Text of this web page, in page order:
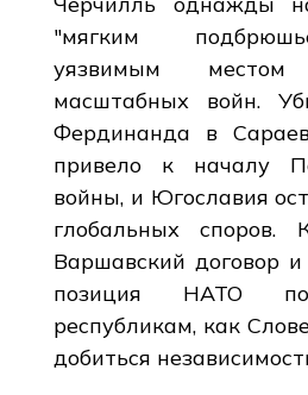
"мягким
уязвимым
масштабных войн.
Фердинанда в
привело к началу
войны, и Югославия
глобальных споров.
Варшавский договор
позиция НАТО
республикам, как
добиться